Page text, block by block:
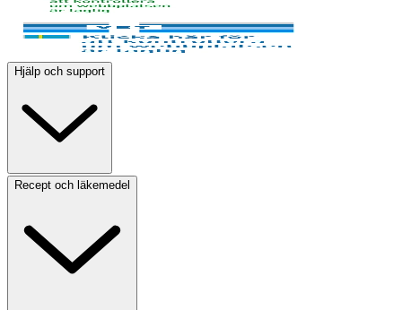
Hjälp och support
Recept och läkemedel